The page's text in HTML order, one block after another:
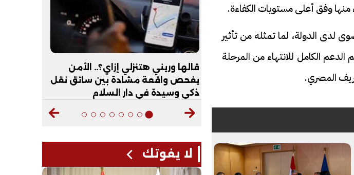
منها وفق أعلى مستويات الكفاءة.
لدى الدولة، لما تمثله من تأثير
الكامل للانتهاء من المرحلة
المصري.
سائق التريلا مع والدته بعد
قالها وريني هتنزلي إزاي؟.. الأمن
يفحص واقعة مشادة بين سائق نقل
ذكي وسيدة في دار السلام
لا يفوتك